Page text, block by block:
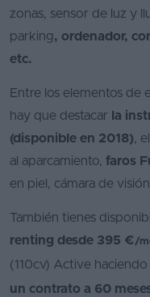
zonas, sensor de luz y
parking, ordenador,
etc.
Entre los elementos de
hay que destacar la
(disponible en 2018),
al aparcamiento, faros
en piel, cámara de
También tienes
renting desde 395 €/
(110cv) Active
un contrato a 60